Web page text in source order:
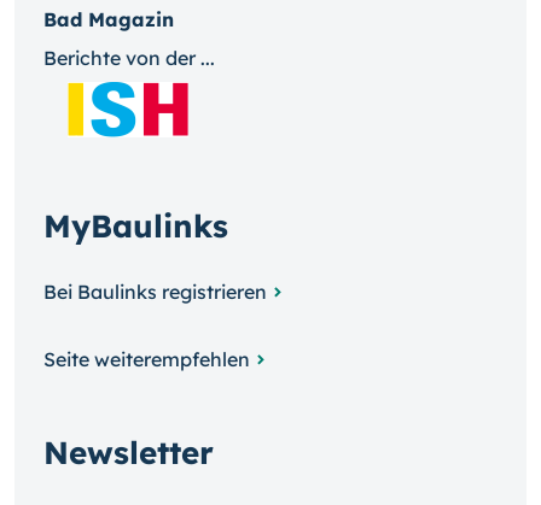
Bad Magazin
Berichte von der ...
MyBaulinks
Bei Baulinks registrieren
Seite weiterempfehlen
Newsletter